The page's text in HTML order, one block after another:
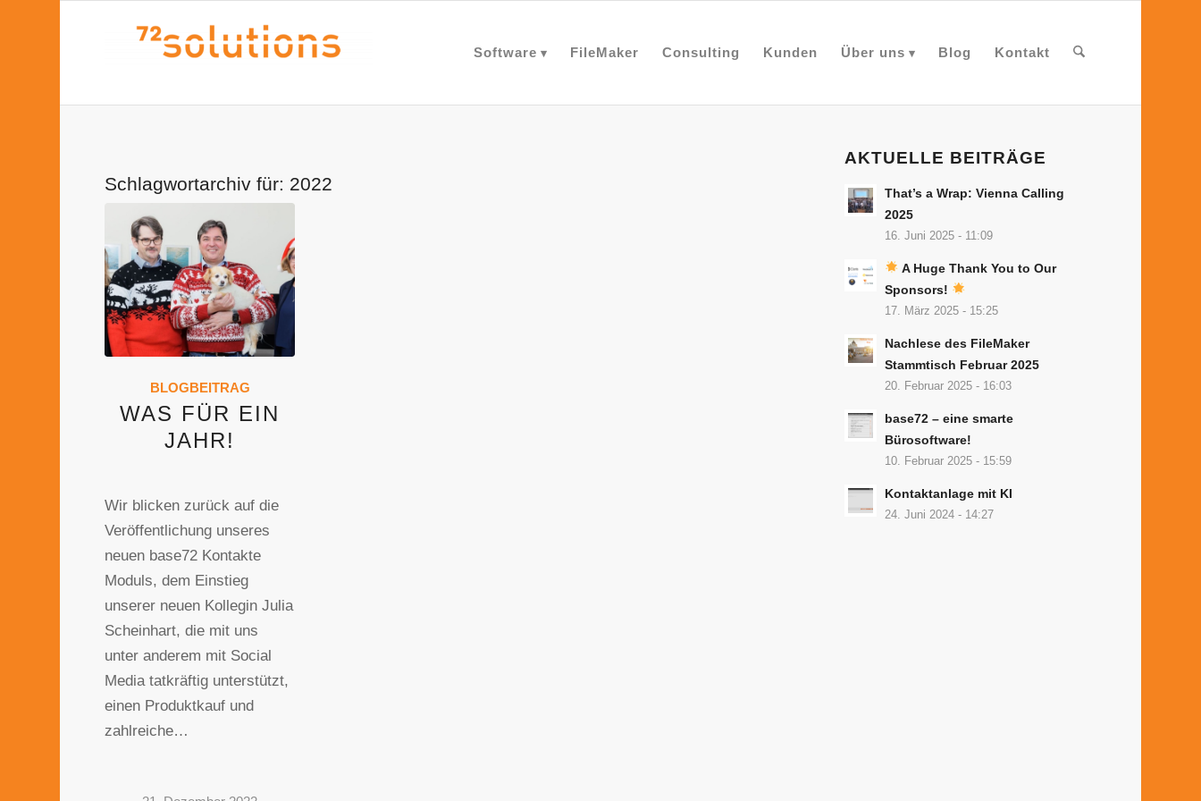
Software FileMaker Consulting Kunden Über uns Blog Kontakt
Schlagwortarchiv für: 2022
BLOGBEITRAG
WAS FÜR EIN
JAHR!
Wir blicken zurück auf die
Veröffentlichung unseres
neuen base72 Kontakte
Moduls, dem Einstieg
unserer neuen Kollegin Julia
Scheinhart, die mit uns
unter anderem mit Social
Media tatkräftig unterstützt,
einen Produktkauf und
zahlreiche…
AKTUELLE BEITRÄGE
That’s a Wrap: Vienna Calling
2025
16. Juni 2025 - 11:09
A Huge Thank You to Our
Sponsors!
17. März 2025 - 15:25
Nachlese des FileMaker
Stammtisch Februar 2025
20. Februar 2025 - 16:03
base72 – eine smarte
Bürosoftware!
10. Februar 2025 - 15:59
Kontaktanlage mit KI
24. Juni 2024 - 14:27